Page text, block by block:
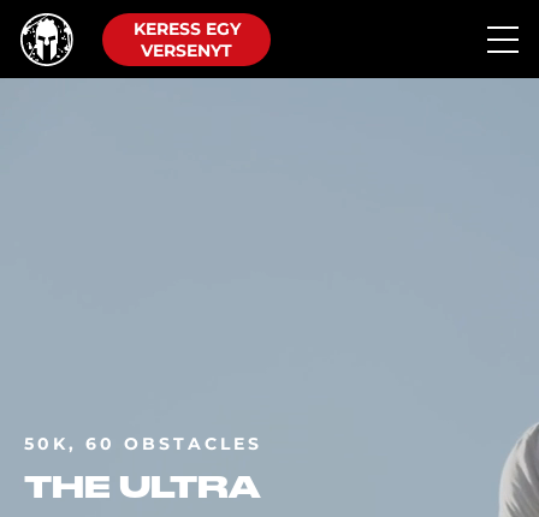
KERESS EGY
VERSENYT
50K, 60 OBSTACLES
THE ULTRA